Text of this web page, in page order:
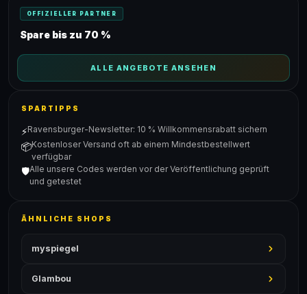
OFFIZIELLER PARTNER
Spare bis zu 70 %
ALLE ANGEBOTE ANSEHEN
SPARTIPPS
⚡Ravensburger-Newsletter: 10 % Willkommensrabatt sichern
📦Kostenloser Versand oft ab einem Mindestbestellwert
verfügbar
🛡️Alle unsere Codes werden vor der Veröffentlichung geprüft
und getestet
ÄHNLICHE SHOPS
myspiegel
Glambou